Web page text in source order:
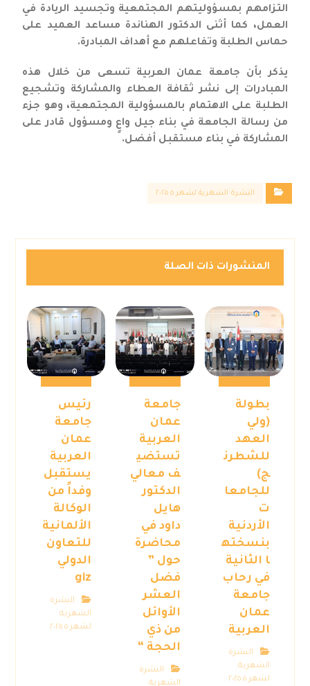
التزامهم بمسؤوليتهم المجتمعية وتجسيد الريادة في
العمل، كما أثنى الدكتور الهناندة مساعد العميد على
حماس الطلبة وتفاعلهم مع أهداف المبادرة.
يذكر بأن جامعة عمان العربية تسعى من خلال هذه
المبادرات إلى نشر ثقافة العطاء والمشاركة وتشجيع
الطلبة على الاهتمام بالمسؤولية المجتمعية، وهو جزء
من رسالة الجامعة في بناء جيل واعٍ ومسؤول قادر على
المشاركة في بناء مستقبل أفضل.
النشرة الشهرية لشهر ٥ ٢٠٢٥
المنشورات ذات الصلة
بطولة
(ولي
العهد
للشطرن
ج)
للجامعا
ت
الأردنية
بنسخته
ا الثانية
في رحاب
جامعة
عمان
العربية
النشرة
الشهرية
لشهر ٥ ٢٠٢٥
جامعة
عمان
العربية
تستضي
ف معالي
الدكتور
هايل
داود في
محاضرة
حول ”
فضل
العشر
الأوائل
من ذي
الحجة “
النشرة
الشهرية
رئيس
جامعة
عمان
العربية
يستقبل
وفداً من
الوكالة
الألمانية
للتعاون
الدولي
giz
النشرة
الشهرية
لشهر ٥ ٢٠٢٥